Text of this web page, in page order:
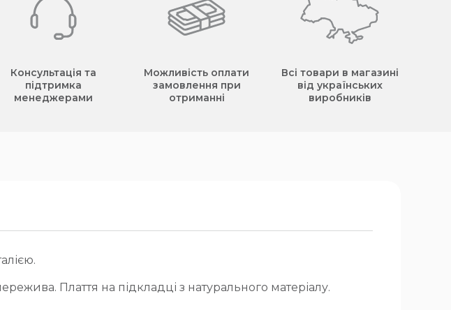
Консультація та
підтримка
менеджерами
Можливість оплати
замовлення при
отриманні
Всі товари в магазині
від українських
виробників
Плаття на підкладці з натурального матеріалу.